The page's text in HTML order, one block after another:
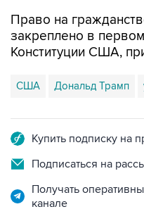
Право на
закреплено в
Конституции США,
США Дональд Трамп
Купить подписку на
Подписаться на
Получать
канале